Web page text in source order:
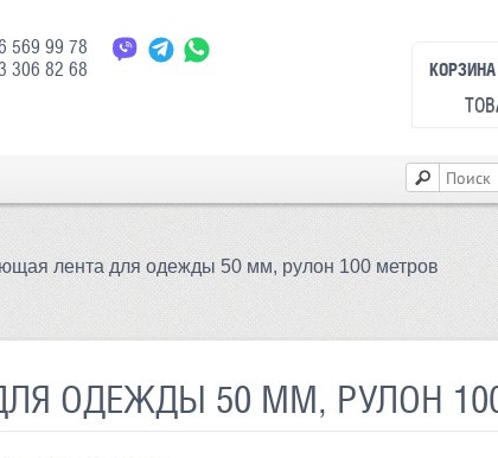
569 99 78
306 82 68
лента для одежды 50 мм, рулон 100 метров
ОДЕЖДЫ 50 ММ, РУЛОН